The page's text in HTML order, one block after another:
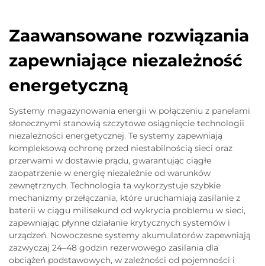
Zaawansowane rozwiązania
zapewniające niezależność
energetyczną
Systemy magazynowania energii w połączeniu z panelami
słonecznymi stanowią szczytowe osiągnięcie technologii
niezależności energetycznej. Te systemy zapewniają
kompleksową ochronę przed niestabilnością sieci oraz
przerwami w dostawie prądu, gwarantując ciągłe
zaopatrzenie w energię niezależnie od warunków
zewnętrznych. Technologia ta wykorzystuje szybkie
mechanizmy przełączania, które uruchamiają zasilanie z
baterii w ciągu milisekund od wykrycia problemu w sieci,
zapewniając płynne działanie krytycznych systemów i
urządzeń. Nowoczesne systemy akumulatorów zapewniają
zazwyczaj 24–48 godzin rezerwowego zasilania dla
obciążeń podstawowych, w zależności od pojemności i